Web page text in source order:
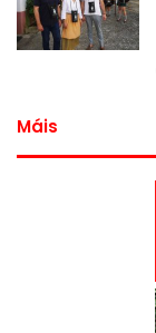
Máis